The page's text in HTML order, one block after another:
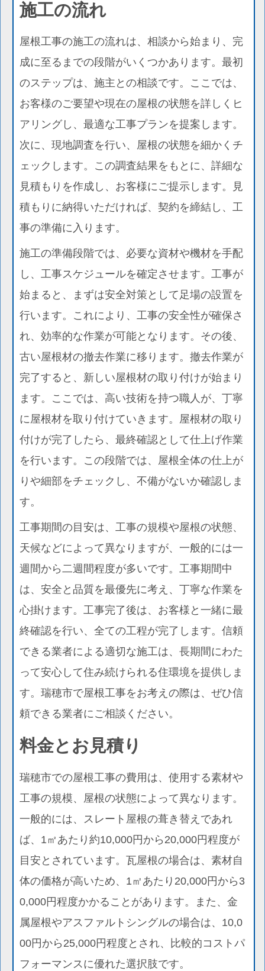
施工の流れ
屋根工事の施工の流れは、相談から始まり、完
成に至るまでの段階がいくつかあります。最初
のステップは、施主との相談です。ここでは、
お客様のご要望や現在の屋根の状態を詳しくヒ
アリングし、最適な工事プランを提案します。
次に、現地調査を行い、屋根の状態を細かくチ
ェックします。この調査結果をもとに、詳細な
見積もりを作成し、お客様にご提示します。見
積もりに納得いただければ、契約を締結し、工
事の準備に入ります。
施工の準備段階では、必要な資材や機材を手配
し、工事スケジュールを確定させます。工事が
始まると、まずは安全対策として足場の設置を
行います。これにより、工事の安全性が確保さ
れ、効率的な作業が可能となります。その後、
古い屋根材の撤去作業に移ります。撤去作業が
完了すると、新しい屋根材の取り付けが始まり
ます。ここでは、高い技術を持つ職人が、丁寧
に屋根材を取り付けていきます。屋根材の取り
付けが完了したら、最終確認として仕上げ作業
を行います。この段階では、屋根全体の仕上が
りや細部をチェックし、不備がないか確認しま
す。
工事期間の目安は、工事の規模や屋根の状態、
天候などによって異なりますが、一般的には一
週間から二週間程度が多いです。工事期間中
は、安全と品質を最優先に考え、丁寧な作業を
心掛けます。工事完了後は、お客様と一緒に最
終確認を行い、全ての工程が完了します。信頼
できる業者による適切な施工は、長期間にわた
って安心して住み続けられる住環境を提供しま
す。瑞穂市で屋根工事をお考えの際は、ぜひ信
頼できる業者にご相談ください。
料金とお見積り
瑞穂市での屋根工事の費用は、使用する素材や
工事の規模、屋根の状態によって異なります。
一般的には、スレート屋根の葺き替えであれ
ば、1㎡あたり約10,000円から20,000円程度が
目安とされています。瓦屋根の場合は、素材自
体の価格が高いため、1㎡あたり20,000円から3
0,000円程度かかることがあります。また、金
属屋根やアスファルトシングルの場合は、10,0
00円から25,000円程度とされ、比較的コストパ
フォーマンスに優れた選択肢です。